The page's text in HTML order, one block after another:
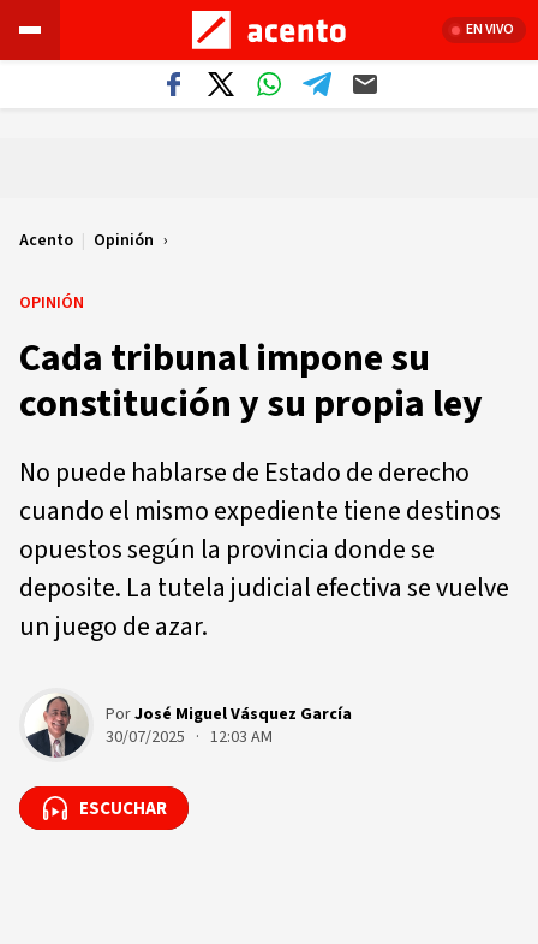
EN VIVO
Acento | Opinión
OPINIÓN
Cada tribunal impone su
constitución y su propia ley
No puede hablarse de Estado de derecho
cuando el mismo expediente tiene destinos
opuestos según la provincia donde se
deposite. La tutela judicial efectiva se vuelve
un juego de azar.
PorJosé Miguel Vásquez García
30/07/2025 · 12:03 AM
ESCUCHAR
ESCUCHAR